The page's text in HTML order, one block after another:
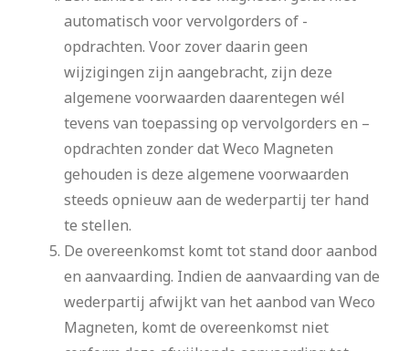
automatisch voor vervolgorders of -
opdrachten. Voor zover daarin geen
wijzigingen zijn aangebracht, zijn deze
algemene voorwaarden daarentegen wél
tevens van toepassing op vervolgorders en –
opdrachten zonder dat Weco Magneten
gehouden is deze algemene voorwaarden
steeds opnieuw aan de wederpartij ter hand
te stellen.
De overeenkomst komt tot stand door aanbod
en aanvaarding. Indien de aanvaarding van de
wederpartij afwijkt van het aanbod van Weco
Magneten, komt de overeenkomst niet